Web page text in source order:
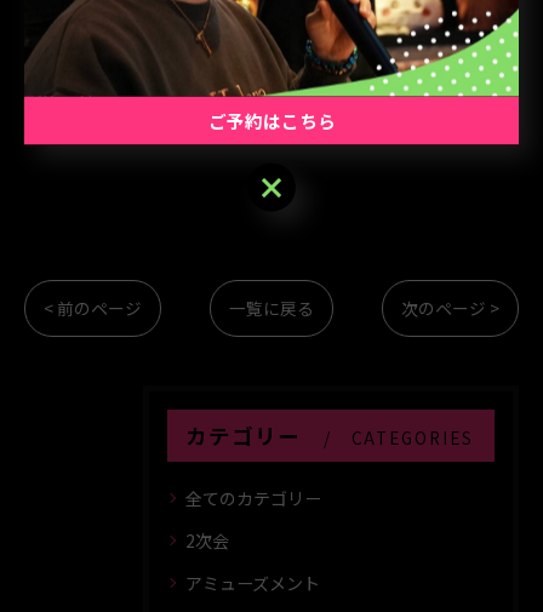
#ダーツバー
#カラオケ
#ポーカー
< 前のページ 一覧に戻る 次のページ >
カテゴリー CATEGORIES
全てのカテゴリー
2次会
アミューズメント
ご予約はこちら
ご予約はこちら